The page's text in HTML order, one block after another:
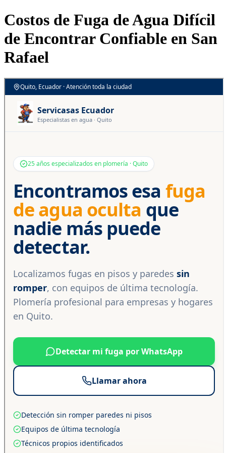
Costos de Fuga de Agua Difícil
de Encontrar Confiable en San
Rafael